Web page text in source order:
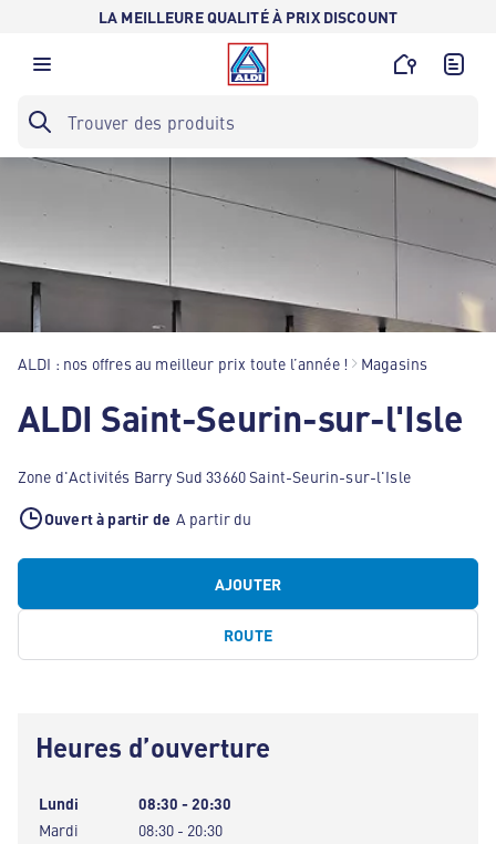
LA MEILLEURE QUALITÉ À PRIX DISCOUNT
ALDI : nos offres au meilleur prix toute l’année ! Magasins
ALDI Saint-Seurin-sur-l'Isle
Zone d'Activités Barry Sud 33660 Saint-Seurin-sur-l'Isle
Ouvert à partir de A partir du
AJOUTER
ROUTE
Heures d’ouverture
Lundi
08:30 - 20:30
Mardi
08:30 - 20:30